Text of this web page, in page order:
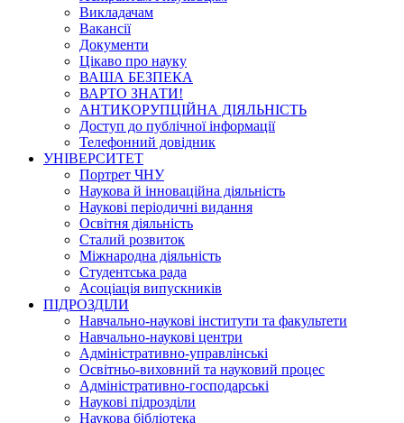
Викладачам
Вакансії
Документи
Цікаво про науку
ВАША БЕЗПЕКА
ВАРТО ЗНАТИ!
АНТИКОРУПЦІЙНА ДІЯЛЬНІСТЬ
Доступ до публічної інформації
Телефонний довідник
УНІВЕРСИТЕТ
Портрет ЧНУ
Наукова й інноваційна діяльність
Наукові періодичні видання
Освітня діяльність
Сталий розвиток
Міжнародна діяльність
Студентська рада
Асоціація випускників
ПІДРОЗДІЛИ
Навчально-наукові інститути та факультети
Навчально-наукові центри
Адміністративно-управлінські
Освітньо-виховний та науковий процес
Адміністративно-господарські
Наукові підрозділи
Наукова бібліотека